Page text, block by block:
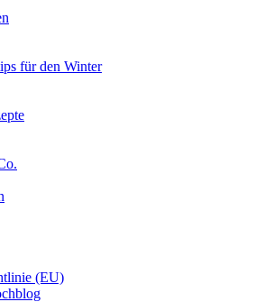
für den Winter
(EU)